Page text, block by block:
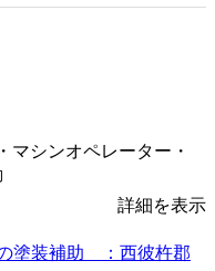
マシンオペレーター・
詳細を表示